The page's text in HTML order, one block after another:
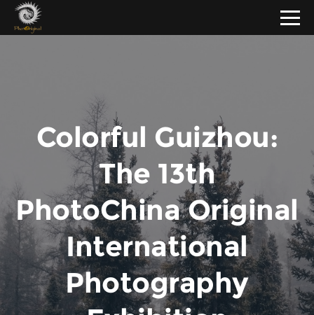
Colorful Guizhou:
The 13th
PhotoChina Original
International
Photography